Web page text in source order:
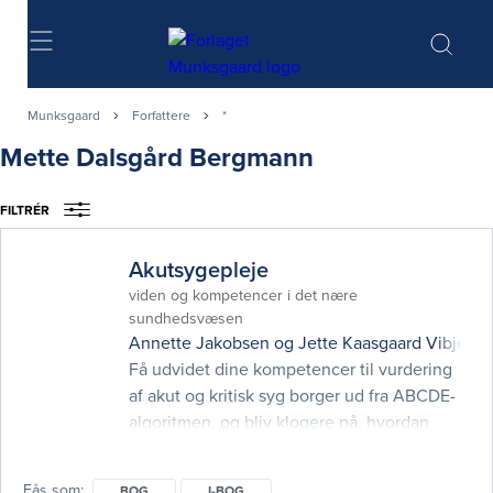
Søg
Munksgaard Forfattere *
Mette Dalsgård Bergmann
FILTRÉR
Akutsygepleje
viden og kompetencer i det nære
sundhedsvæsen
Annette Jakobsen og Jette Kaasgaard Vibjerg
Få udvidet dine kompetencer til vurdering
af akut og kritisk syg borger ud fra ABCDE-
algoritmen, og bliv klogere på, hvordan